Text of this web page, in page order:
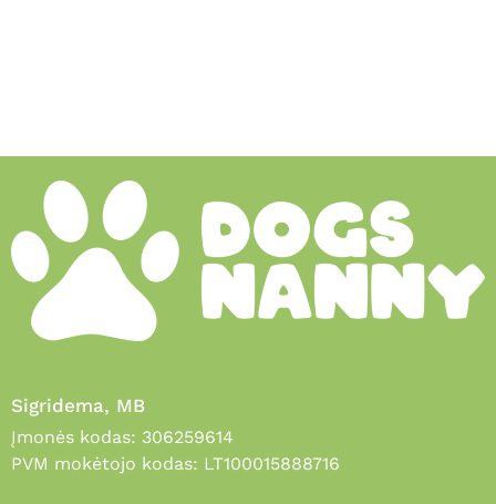
Sigridema, MB
Įmonės kodas: 306259614
PVM mokėtojo kodas: LT100015888716